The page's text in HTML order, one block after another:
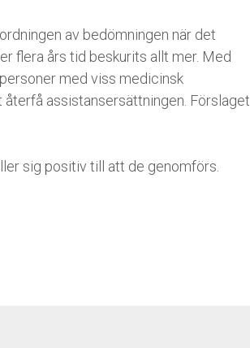
av bedömningen när det
flera års tid beskurits allt mer. Med
med viss medicinsk
assistansersättningen. Förslaget
sig positiv till att de genomförs.